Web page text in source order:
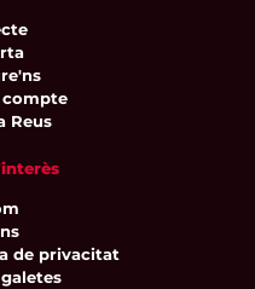
compte
Reus
de privacitat